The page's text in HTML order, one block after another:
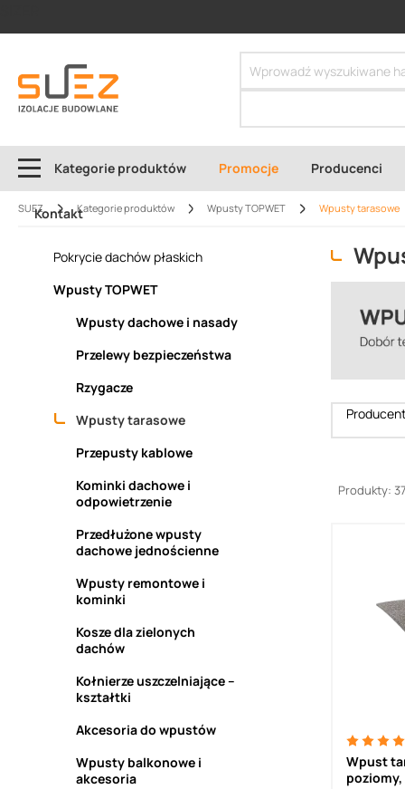
Kategorie produktów Promocje Producenci
Kontakt
SUEZ Kategorie produktów Wpusty TOPWET Wpusty tarasowe
Pokrycie dachów płaskich
Wpusty TOPWET
Wpusty dachowe i nasady
Przelewy bezpieczeństwa
Rzygacze
Wpusty tarasowe
Przepusty kablowe
Kominki dachowe i
odpowietrzenie
Przedłużone wpusty
dachowe jednościenne
Wpusty remontowe i
kominki
Kosze dla zielonych
dachów
Kołnierze uszczelniające –
kształtki
Akcesoria do wpustów
Wpusty balkonowe i
akcesoria
Producent
Produkty: 37
Wpust